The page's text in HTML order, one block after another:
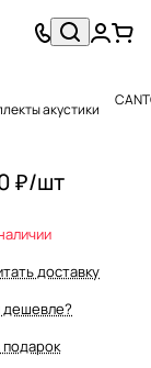
акустики
₽/шт
доставку
подарок